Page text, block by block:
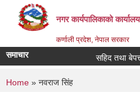
नगर कार्यपालिकाको
कर्णाली प्रदेश, नेपाल सरकार
समाचार सहिद तथा बेपत्ता
You are here
Home » नवराज सिंह